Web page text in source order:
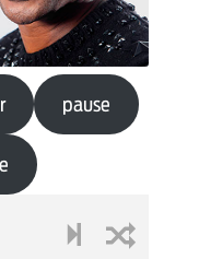
pause